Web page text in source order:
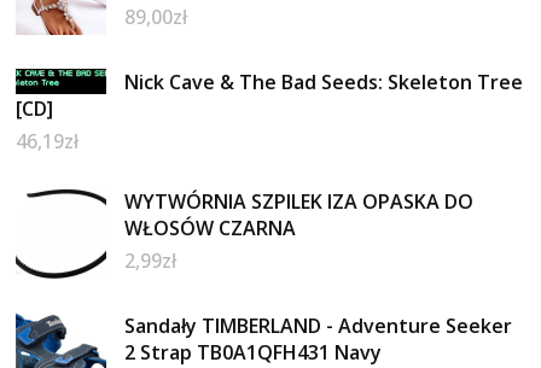
89,00zł
Nick Cave & The Bad Seeds: Skeleton Tree
[CD]
46,19zł
WYTWÓRNIA SZPILEK IZA OPASKA DO
WŁOSÓW CZARNA
2,99zł
Sandały TIMBERLAND - Adventure Seeker
2 Strap TB0A1QFH431 Navy